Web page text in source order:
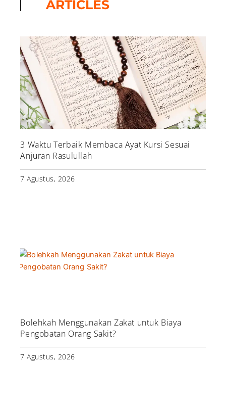
ARTICLES
3 Waktu Terbaik Membaca Ayat Kursi Sesuai
Anjuran Rasulullah
7 Agustus, 2026
Bolehkah Menggunakan Zakat untuk Biaya
Pengobatan Orang Sakit?
7 Agustus, 2026